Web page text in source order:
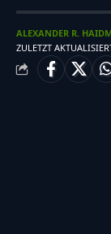
ZULETZT
ALEXANDER R.